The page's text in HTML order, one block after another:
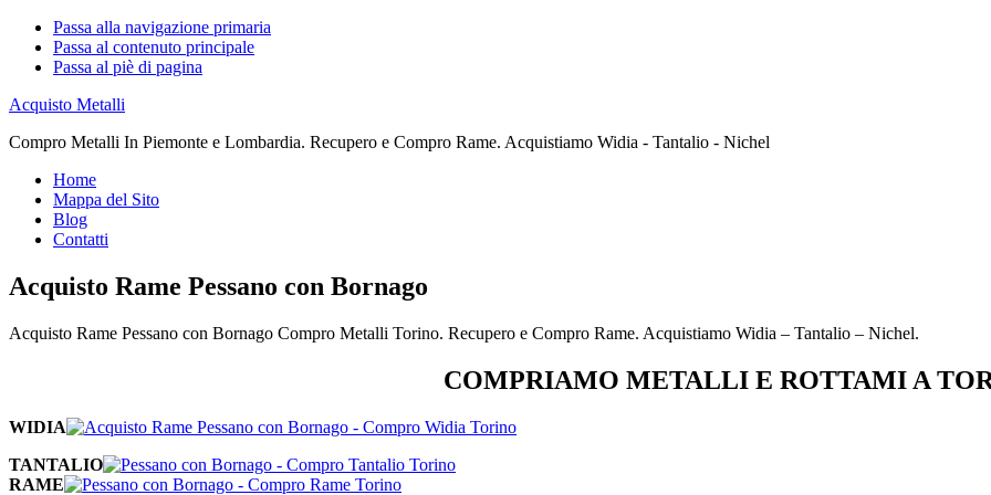
Passa alla navigazione primaria
Passa al contenuto principale
Passa al piè di pagina
Acquisto Metalli
Compro Metalli In Piemonte e Lombardia. Recupero e Compro Rame. Acquistiamo Widia - Tantalio - Nichel
Home
Mappa del Sito
Blog
Contatti
Acquisto Rame Pessano con Bornago
Acquisto Rame Pessano con Bornago Compro Metalli Torino. Recupero e Compro Rame. Acquistiamo Widia – Tantalio – Nichel.
COMPRIAMO METALLI E ROTTAMI A
WIDIA
TANTALIO
RAME